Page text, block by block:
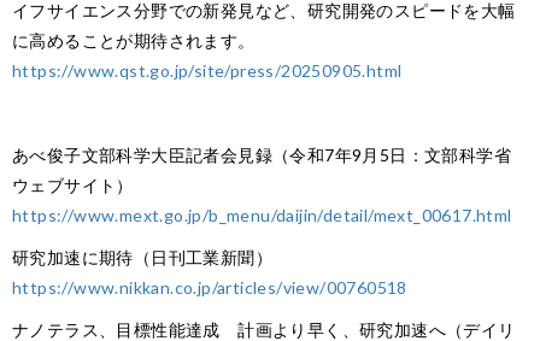
イフサイエンス分野での新発見など、研究開発のスピードを大幅
に高めることが期待されます。
https://www.qst.go.jp/site/press/20250905.html
あべ俊子文部科学大臣記者会見録（令和7年9月5日：文部科学省
ウェブサイト）
https://www.mext.go.jp/b_menu/daijin/detail/mext_00617.html
研究加速に期待（日刊工業新聞）
https://www.nikkan.co.jp/articles/view/00760518
ナノテラス、目標性能達成 計画より早く、研究加速へ（デイリ